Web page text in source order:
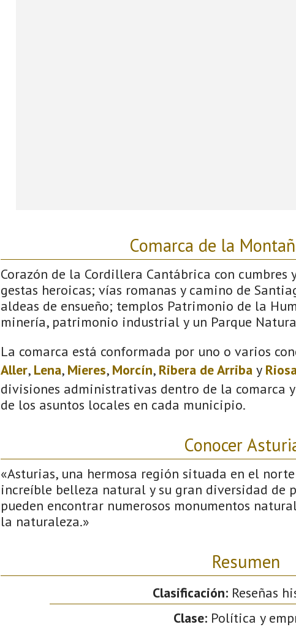
Comarca de la
Corazón de la Cordillera Cantábrica con
gestas heroicas; vías romanas y camino de
aldeas de ensueño; templos Patrimonio de la
minería, patrimonio industrial y un Parque
La comarca está conformada por uno o varios
Aller, Lena, Mieres, Morcín, Ribera de Arriba y
divisiones administrativas dentro de la comarca
de los asuntos locales en cada municipio.
Conocer
«Asturias, una hermosa región situada en el
increíble belleza natural y su gran diversidad de
pueden encontrar numerosos monumentos
la naturaleza.»
Resumen
Clasificación:Reseñas
Clase:Política y